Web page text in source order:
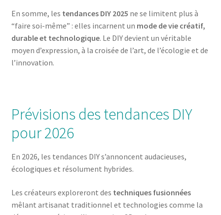
En somme, les tendances DIY 2025 ne se limitent plus à
“faire soi-même” : elles incarnent un mode de vie créatif,
durable et technologique. Le DIY devient un véritable
moyen d’expression, à la croisée de l’art, de l’écologie et de
l’innovation.
Prévisions des tendances DIY
pour 2026
En 2026, les tendances DIY s’annoncent audacieuses,
écologiques et résolument hybrides.
Les créateurs exploreront des techniques fusionnées
mêlant artisanat traditionnel et technologies comme la